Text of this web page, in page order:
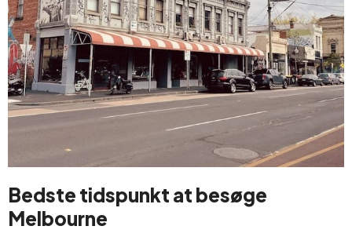
Bedste tidspunkt at besøge
Melbourne